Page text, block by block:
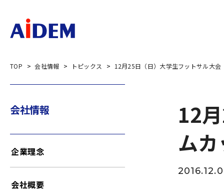
TOP 会社情報 トピックス 12月25日（日）大学生フットサル大
12
ム
会社情報
企業理念
会社概要